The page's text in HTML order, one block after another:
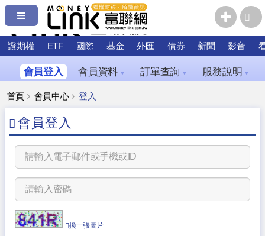
證期權 ETF 國際 基金 外匯 債券 新聞 影音
會員登入 會員資料 ▼ 訂單查詢 ▼ 服務說明 ▼
首頁 會員中心 登入
會員登入
換一張圖片